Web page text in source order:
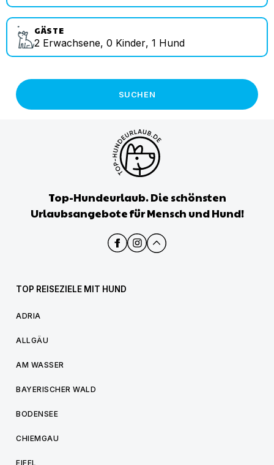
GÄSTE
2 Erwachsene, 0 Kinder, 1 Hund
SUCHEN
Top-Hundeurlaub. Die schönsten
Urlaubsangebote für Mensch und Hund!
TOP REISEZIELE MIT HUND
ADRIA
ALLGÄU
AM WASSER
BAYERISCHER WALD
BODENSEE
CHIEMGAU
EIFEL